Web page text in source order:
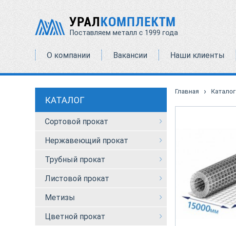
УРАЛКОМПЛЕКТМ
Поставляем металл с 1999 года
О компании Вакансии Наши клиенты
КАТАЛОГ
Сортовой прокат
Нержавеющий прокат
Трубный прокат
Листовой прокат
Метизы
Цветной прокат
Главная › Каталог